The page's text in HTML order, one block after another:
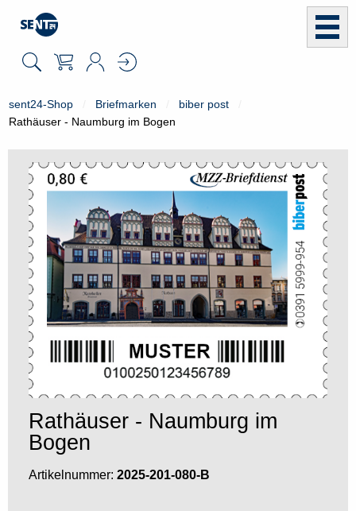
sent24-Shop Briefmarken
biber post
Rathäuser - Naumburg im Bogen
Rathäuser - Naumburg im
Bogen
Artikelnummer: 2025-201-080-B